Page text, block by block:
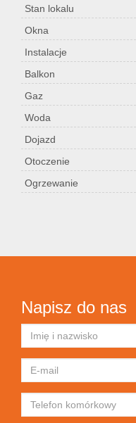
Stan lokalu
Okna
Instalacje
Balkon
Gaz
Woda
Dojazd
Otoczenie
Ogrzewanie
Napisz do nas